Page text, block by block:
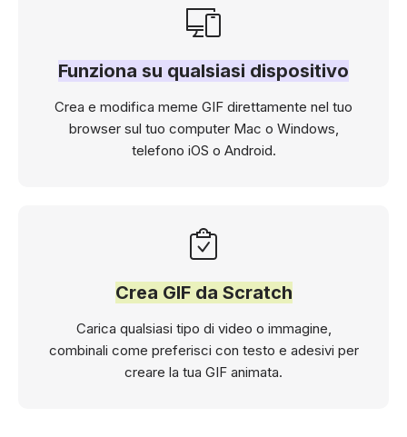
Funziona su qualsiasi dispositivo
Crea e modifica meme GIF direttamente nel tuo
browser sul tuo computer Mac o Windows,
telefono iOS o Android.
Crea GIF da Scratch
Carica qualsiasi tipo di video o immagine,
combinali come preferisci con testo e adesivi per
creare la tua GIF animata.